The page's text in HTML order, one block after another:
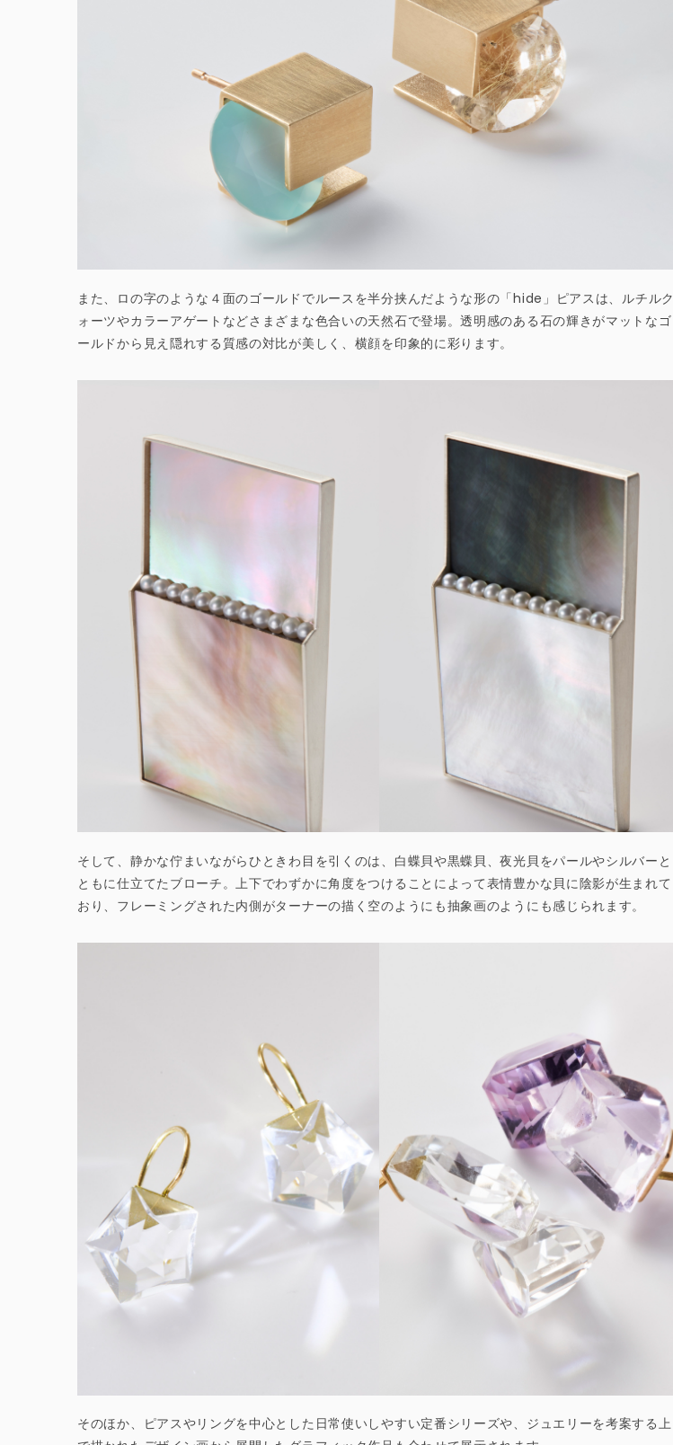
また、ロの字のような４面のゴールドでルースを半分挟んだような形の「hide」ピアスは、ルチルク
ォーツやカラーアゲートなどさまざまな色合いの天然石で登場。透明感のある石の輝きがマットなゴ
ールドから見え隠れする質感の対比が美しく、横顔を印象的に彩ります。
そして、静かな佇まいながらひときわ目を引くのは、白蝶貝や黒蝶貝、夜光貝をパールやシルバーと
ともに仕立てたブローチ。上下でわずかに角度をつけることによって表情豊かな貝に陰影が生まれて
おり、フレーミングされた内側がターナーの描く空のようにも抽象画のようにも感じられます。
そのほか、ピアスやリングを中心とした日常使いしやすい定番シリーズや、ジュエリーを考案する上